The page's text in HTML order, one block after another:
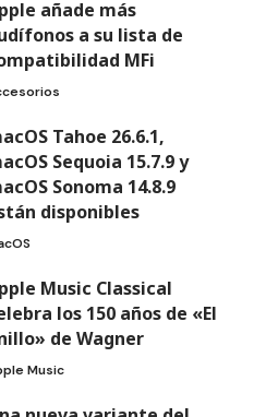
añade más
a su lista de
MFi
Tahoe 26.6.1,
Sequoia 15.7.9 y
Sonoma 14.8.9
disponibles
Music Classical
los 150 años de «El
de Wagner
Music